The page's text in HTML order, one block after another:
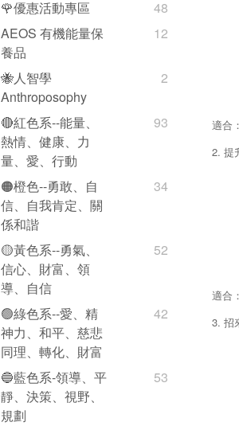
🌹優惠活動專區
48
AEOS 有機能量保
養品
12
🐝人智學
Anthroposophy
2
🔴紅色系--能量、
熱情、健康、力
量、愛、行動
93
🟠橙色--勇敢、自
信、自我肯定、關
係和諧
34
🟡黃色系--勇氣、
信心、財富、領
導、自信
52
🟢綠色系--愛、精
神力、和平、慈悲
同理、轉化、財富
42
🔵藍色系-領導、平
靜、決策、視野、
規劃
53
適合
2. 提
適合
3. 招